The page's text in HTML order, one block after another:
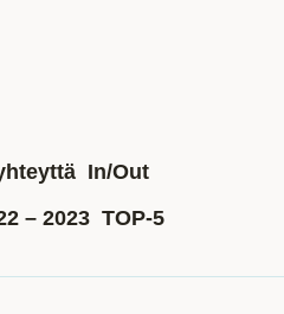
In/Out
– 2023 TOP-5